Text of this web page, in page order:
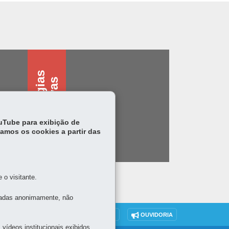
T
e
c
n
o
l
o
g
ia
s
a
s
s
i
s
t
i
v
as
OUVIDORIA
para exibição de
os cookies a partir das
o visitante.
anonimamente, não
vídeos institucionais exibidos